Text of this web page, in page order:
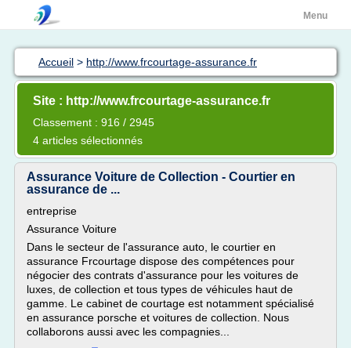
Menu
Accueil > http://www.frcourtage-assurance.fr
Site : http://www.frcourtage-assurance.fr
Classement : 916 / 2945
4 articles sélectionnés
Assurance Voiture de Collection - Courtier en
assurance de ...
entreprise
Assurance Voiture
Dans le secteur de l'assurance auto, le courtier en
assurance Frcourtage dispose des compétences pour
négocier des contrats d'assurance pour les voitures de
luxes, de collection et tous types de véhicules haut de
gamme. Le cabinet de courtage est notamment spécialisé
en assurance porsche et voitures de collection. Nous
collaborons aussi avec les compagnies...